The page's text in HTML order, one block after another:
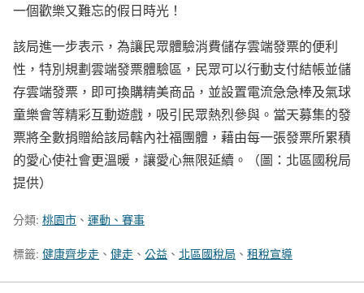
一個歡樂又難忘的假日時光！
該局進一步表示，為讓民眾體驗消費儲存雲端發票的便利
性，特別規劃雲端發票體驗區，民眾可以行動支付結帳並儲
存雲端發票，即可換購精美商品，並設置電流急急棒及氣球
童樂會等精彩互動遊戲，吸引民眾熱烈參與。當天募集的發
票將全數捐贈給該局轄內社福團體，藉由每一張發票所累積
的愛心使社會更溫暖，讓愛心無限延續。（圖：北區國稅局
提供）
分類: 桃園市 、 運動、賽事
標籤: 健康齊步走 、 健走 、 公益 、 北區國稅局 、 租稅宣導